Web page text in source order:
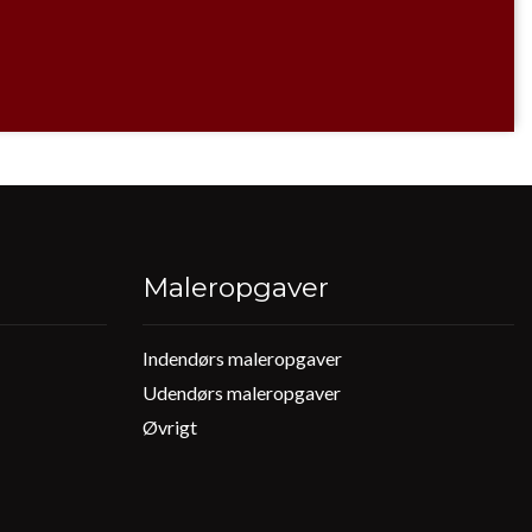
Maleropgaver
Primær
navigation
Indendørs maleropgaver
Udendørs maleropgaver
Øvrigt